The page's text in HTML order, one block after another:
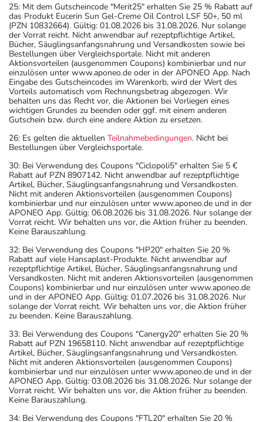
25: Mit dem Gutscheincode "Merit25" erhalten Sie 25 % Rabatt auf
das Produkt Eucerin Sun Gel-Creme Oil Control LSF 50+, 50 ml
(PZN 10832664). Gültig: 01.08.2026 bis 31.08.2026. Nur solange
der Vorrat reicht. Nicht anwendbar auf rezeptpflichtige Artikel,
Bücher, Säuglingsanfangsnahrung und Versandkosten sowie bei
Bestellungen über Vergleichsportale. Nicht mit anderen
Aktionsvorteilen (ausgenommen Coupons) kombinierbar und nur
einzulösen unter www.aponeo.de oder in der APONEO App. Nach
Eingabe des Gutscheincodes im Warenkorb, wird der Wert des
Vorteils automatisch vom Rechnungsbetrag abgezogen. Wir
behalten uns das Recht vor, die Aktionen bei Vorliegen eines
wichtigen Grundes zu beenden oder ggf. mit einem anderen
Gutschein bzw. durch eine andere Aktion zu ersetzen.
26: Es gelten die aktuellen Teilnahmebedingungen. Nicht bei
Bestellungen über Vergleichsportale.
30: Bei Verwendung des Coupons "Ciclopoli5" erhalten Sie 5 €
Rabatt auf PZN 8907142. Nicht anwendbar auf rezeptpflichtige
Artikel, Bücher, Säuglingsanfangsnahrung und Versandkosten.
Nicht mit anderen Aktionsvorteilen (ausgenommen Coupons)
kombinierbar und nur einzulösen unter www.aponeo.de und in der
APONEO App. Gültig: 06.08.2026 bis 31.08.2026. Nur solange der
Vorrat reicht. Wir behalten uns vor, die Aktion früher zu beenden.
Keine Barauszahlung.
32: Bei Verwendung des Coupons "HP20" erhalten Sie 20 %
Rabatt auf viele Hansaplast-Produkte. Nicht anwendbar auf
rezeptpflichtige Artikel, Bücher, Säuglingsanfangsnahrung und
Versandkosten. Nicht mit anderen Aktionsvorteilen (ausgenommen
Coupons) kombinierbar und nur einzulösen unter www.aponeo.de
und in der APONEO App. Gültig: 01.07.2026 bis 31.08.2026. Nur
solange der Vorrat reicht. Wir behalten uns vor, die Aktion früher
zu beenden. Keine Barauszahlung.
33: Bei Verwendung des Coupons "Canergy20" erhalten Sie 20 %
Rabatt auf PZN 19658110. Nicht anwendbar auf rezeptpflichtige
Artikel, Bücher, Säuglingsanfangsnahrung und Versandkosten.
Nicht mit anderen Aktionsvorteilen (ausgenommen Coupons)
kombinierbar und nur einzulösen unter www.aponeo.de und in der
APONEO App. Gültig: 03.08.2026 bis 31.08.2026. Nur solange der
Vorrat reicht. Wir behalten uns vor, die Aktion früher zu beenden.
Keine Barauszahlung.
34: Bei Verwendung des Coupons "FTL20" erhalten Sie 20 %